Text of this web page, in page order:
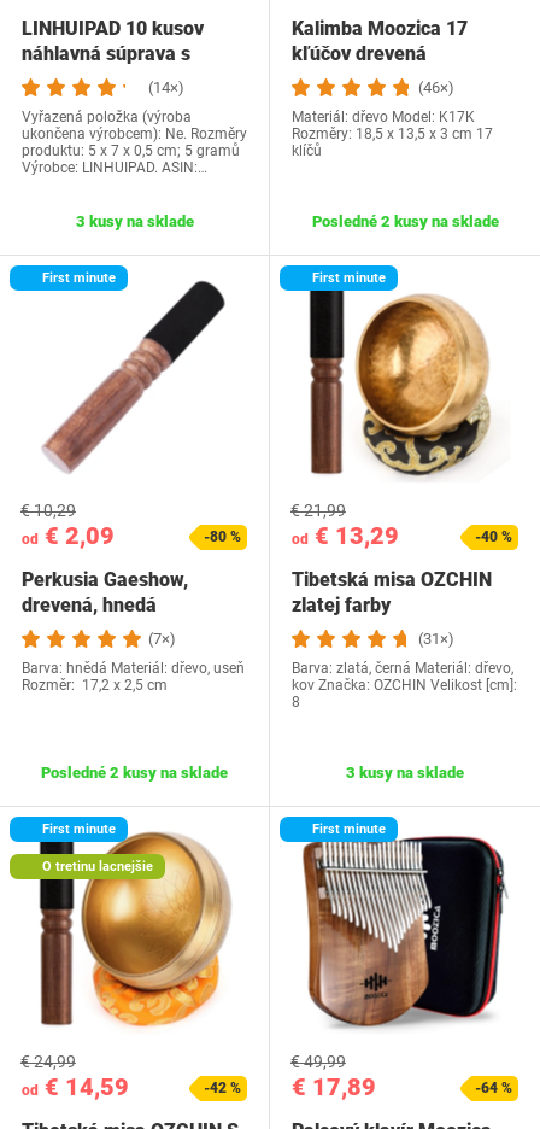
LINHUIPAD 10 kusov
náhlavná súprava s
ušným háčikom…
(14×)
Vyřazená položka (výroba
ukončena výrobcem): Ne. Rozměry
produktu: 5 x 7 x 0,5 cm; 5 gramů
Výrobce: LINHUIPAD. ASIN:…
3 kusy na sklade
Kalimba Moozica 17
kľúčov drevená
(46×)
Materiál: dřevo Model: K17K
Rozměry: 18,5 x 13,5 x 3 cm 17
klíčů
Posledné 2 kusy na sklade
First minute
od € 2,09
€ 10,29
-80 %
Perkusia Gaeshow,
drevená, hnedá
(7×)
Barva: hnědá Materiál: dřevo, useň
Rozměr: 17,2 x 2,5 cm
Posledné 2 kusy na sklade
First minute
od € 13,29
€ 21,99
-40 %
Tibetská misa OZCHIN
‎zlatej farby
(31×)
Barva: zlatá, černá Materiál: dřevo,
kov Značka: OZCHIN Velikost [cm]:
8
3 kusy na sklade
First minute
O tretinu lacnejšie
od € 14,59
€ 24,99
-42 %
First minute
€ 17,89
€ 49,99
-64 %